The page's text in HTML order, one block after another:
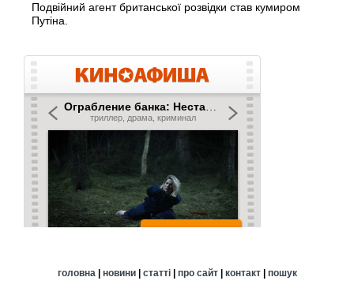
Подвійний агент британської розвідки став кумиром
Путіна.
головна | новини| статті| про сайт| контакт| пошук